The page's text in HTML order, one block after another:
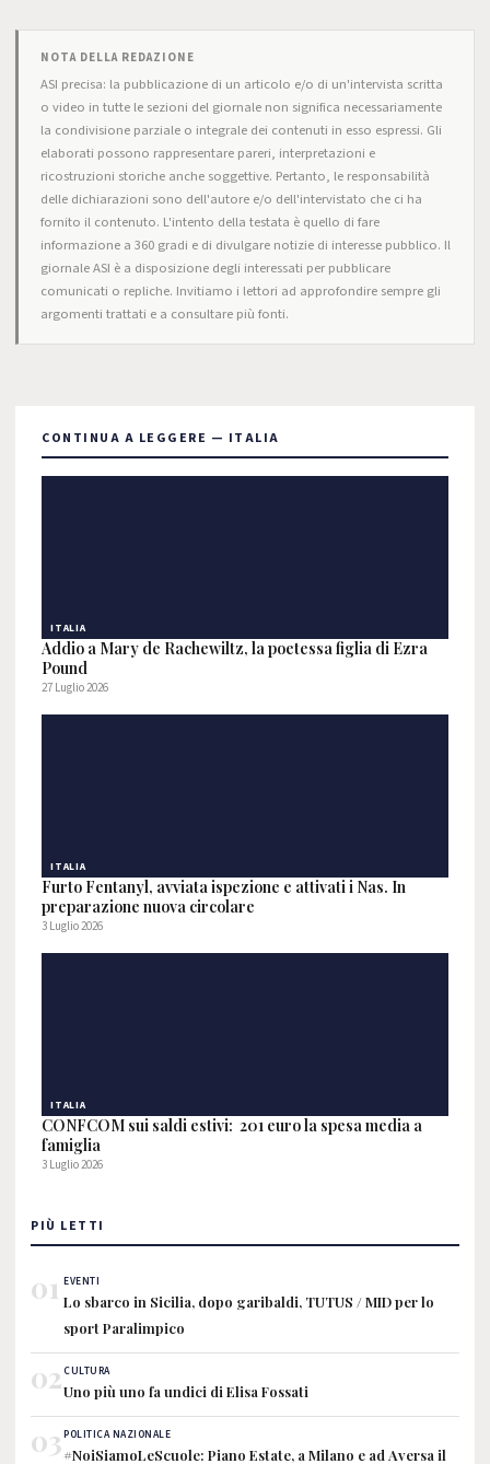
NOTA DELLA REDAZIONE
ASI precisa: la pubblicazione di un articolo e/o di un'intervista scritta
o video in tutte le sezioni del giornale non significa necessariamente
la condivisione parziale o integrale dei contenuti in esso espressi. Gli
elaborati possono rappresentare pareri, interpretazioni e
ricostruzioni storiche anche soggettive. Pertanto, le responsabilità
delle dichiarazioni sono dell'autore e/o dell'intervistato che ci ha
fornito il contenuto. L'intento della testata è quello di fare
informazione a 360 gradi e di divulgare notizie di interesse pubblico. Il
giornale ASI è a disposizione degli interessati per pubblicare
comunicati o repliche. Invitiamo i lettori ad approfondire sempre gli
argomenti trattati e a consultare più fonti.
CONTINUA A LEGGERE — ITALIA
ITALIA
Addio a Mary de Rachewiltz, la poetessa figlia di Ezra
Pound
27 Luglio 2026
ITALIA
Furto Fentanyl, avviata ispezione e attivati i Nas. In
preparazione nuova circolare
3 Luglio 2026
ITALIA
CONFCOM sui saldi estivi: 201 euro la spesa media a
famiglia
3 Luglio 2026
PIÙ LETTI
01 EVENTI
Lo sbarco in Sicilia, dopo garibaldi, TUTUS / MID per lo
sport Paralimpico
02CULTURA
Uno più uno fa undici di Elisa Fossati
03POLITICA NAZIONALE
#NoiSiamoLeScuole: Piano Estate, a Milano e ad Aversa il